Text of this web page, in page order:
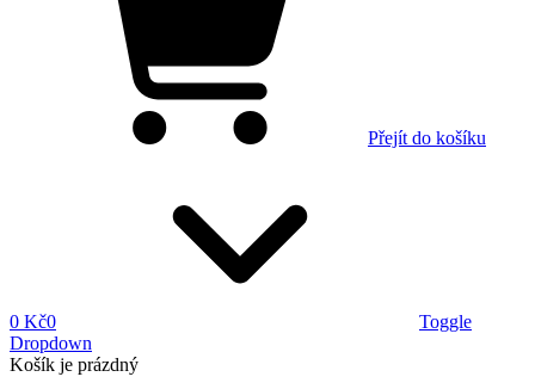
Přejít do košíku
0 Kč0
Toggle
Dropdown
Košík je prázdný